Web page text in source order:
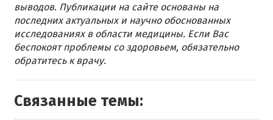
выводов. Публикации на сайте основаны на
последних актуальных и научно обоснованных
исследованиях в области медицины. Если Вас
беспокоят проблемы со здоровьем, обязательно
обратитесь к врачу.
Связанные темы: